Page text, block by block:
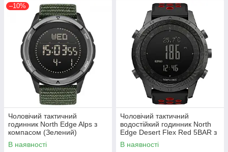
–10%
Чоловічий тактичний
годинник North Edge Alps з
компасом (Зелений)
В наявності
Чоловічий тактичний
водостійкий годинник North
Edge Desert Flex Red 5BAR з
компасом (2 ремінці)
В наявності